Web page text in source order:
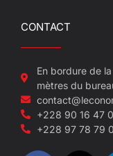
CONTACT
En bordure de
mètres du
+228 90 16 47
+228 97 78 79